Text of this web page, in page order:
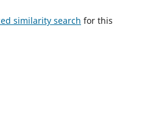
similarity search for this